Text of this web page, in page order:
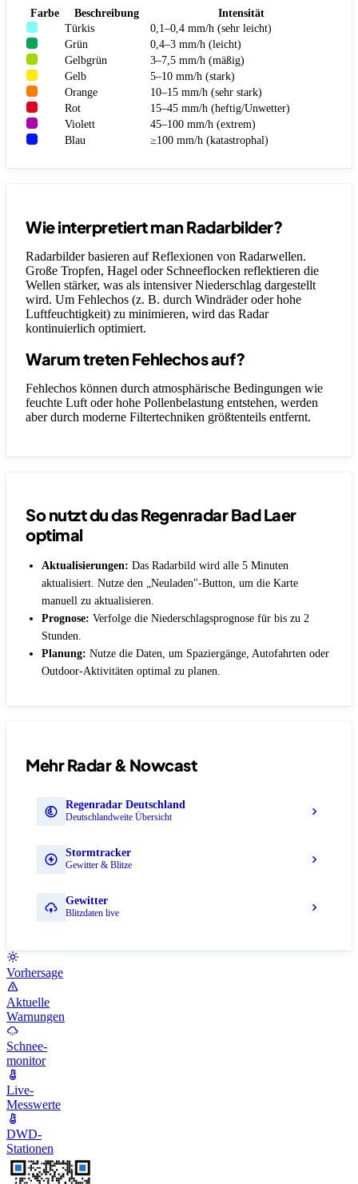
Farbe Beschreibung
Intensität
Türkis
0,1–0,4 mm/h (sehr leicht)
Grün
0,4–3 mm/h (leicht)
Gelbgrün
3–7,5 mm/h (mäßig)
Gelb
5–10 mm/h (stark)
Orange
10–15 mm/h (sehr stark)
Rot
15–45 mm/h (heftig/Unwetter)
Violett
45–100 mm/h (extrem)
Blau
≥100 mm/h (katastrophal)
Wie interpretiert man Radarbilder?
Radarbilder basieren auf Reflexionen von Radarwellen.
Große Tropfen, Hagel oder Schneeflocken reflektieren die
Wellen stärker, was als intensiver Niederschlag dargestellt
wird. Um Fehlechos (z. B. durch Windräder oder hohe
Luftfeuchtigkeit) zu minimieren, wird das Radar
kontinuierlich optimiert.
Warum treten Fehlechos auf?
Fehlechos können durch atmosphärische Bedingungen wie
feuchte Luft oder hohe Pollenbelastung entstehen, werden
aber durch moderne Filtertechniken größtenteils entfernt.
So nutzt du das Regenradar Bad Laer
optimal
Aktualisierungen: Das Radarbild wird alle 5 Minuten
aktualisiert. Nutze den „Neuladen"-Button, um die Karte
manuell zu aktualisieren.
Prognose: Verfolge die Niederschlagsprognose für bis zu 2
Stunden.
Planung: Nutze die Daten, um Spaziergänge, Autofahrten oder
Outdoor-Aktivitäten optimal zu planen.
Mehr Radar & Nowcast
Regenradar Deutschland
Deutschlandweite Übersicht
Stormtracker
Gewitter & Blitze
Gewitter
Blitzdaten live
Vorhersage
Aktuelle
Warnungen
Schnee-
monitor
Live-
Messwerte
DWD-
Stationen